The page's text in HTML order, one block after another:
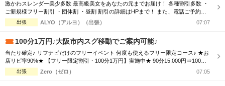
激かわスレンダー美少多数 最高級美女をあなたの元までお届け！ 各種割引多数 ・
ご新規様フリー割引 ・団体割 ・昼割 割引の詳細はHPまで！ また、電話ご予約を
優先させて頂きますので、 ご予約の際はお電話をオススメ致します！ ご了承下さ
いませ☆
出張 ALYO（アルヨ）（出張） 07:07
100分1万円♪大阪市内スグ移動でご案内可能♪
当たり確定♪ リフナビだけのフリーイベント 何度も使えるフリー限定コース♪ ★お
店リピ率90%★ 【フリー限定割引・100分1万円】実施中★ 90分15,000円⇒100分1
0,000円！！ ※5,000円OFF！！ ご予約時に「リフナビ見た」とお伝えください。
2名様以上も大歓迎！ ※フリーのみ適用 ※その他イベントとの併用不可 ※指名さ
出張 Zero（ゼロ） 07:05